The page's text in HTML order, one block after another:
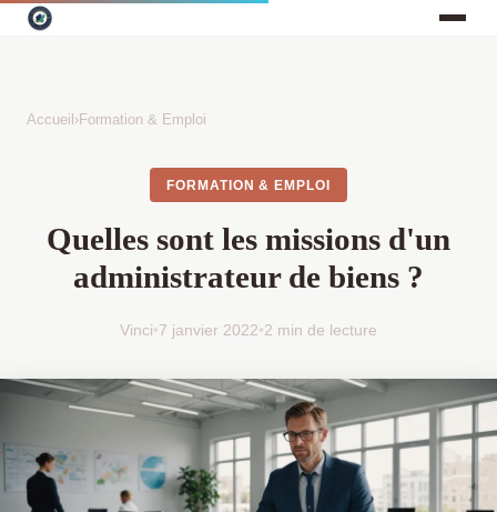
Accueil ›Formation & Emploi
FORMATION & EMPLOI
Quelles sont les missions d'un
administrateur de biens ?
Vinci•7 janvier 2022•2 min de lecture